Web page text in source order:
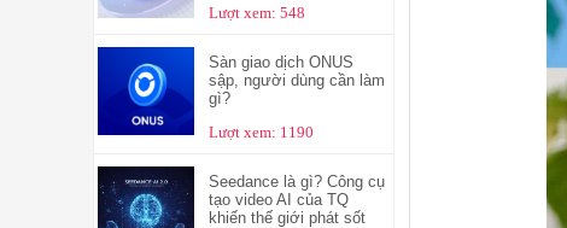
Lượt xem: 548
Sàn giao dịch ONUS
sập, người dùng cần làm
gì?
Lượt xem: 1190
Seedance là gì? Công cụ
tạo video AI của TQ
khiến thế giới phát sốt